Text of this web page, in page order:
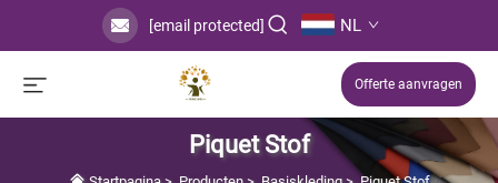
[email protected] NL
Offerte aanvragen
Piquet Stof